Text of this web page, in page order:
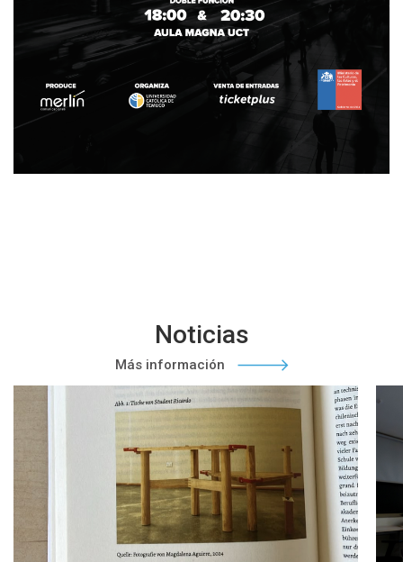
Noticias
Más información